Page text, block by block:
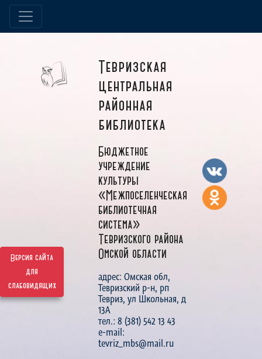
Версия сайта
для
слабовидящих
Тевризская
центральная
районная
библиотека
Бюджетное
учреждение
культуры
«Межпоселенческая
библиотечная
система»
Тевризского района
Омской области
адрес: Омская обл,
Тевризский р-н, рп
Тевриз, ул Школьная, д
13А
тел.: 8 (381) 542 13 43
e-mail:
tevriz_mbs@mail.ru